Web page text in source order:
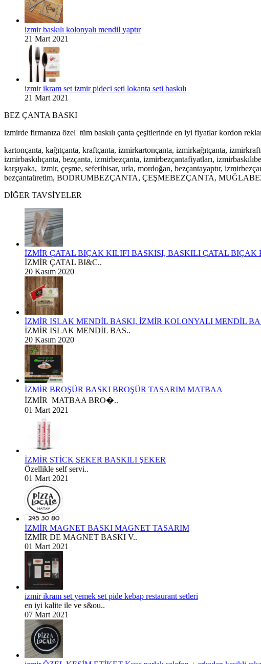
izmir baskılı kolonyalı mendil yaptır
21 Mart 2021
izmir ikram set izmir pideci seti lokanta seti baskılı
21 Mart 2021
BEZ ÇANTA BASKI
izmirde firmanıza özel tüm baskılı çanta çeşitlerinde en iyi fiyatlar kordon
kartonçanta, kağıtçanta, kraftçanta, izmirkartonçanta, izmirkağıtçanta,
izmirbaskılıçanta, bezçanta, izmirbezçanta, izmirbezçantafiyatları,
karşıyaka, izmir, çeşme, seferihisar, urla, mordoğan, bezçantayaptır,
bezçantaüretim, BODRUMBEZÇANTA, ÇEŞMEBEZÇANTA,
DİĞER TAVSİYELER
İZMİR ÇATAL BIÇAK KILIFI BASKISI, BASKILI ÇATAL BIÇAK
İZMİR ÇATAL BI&C..
20 Kasım 2020
İZMİR ISLAK MENDİL BASKI, İZMİR KOLONYALI MENDİL
İZMİR ISLAK MENDİL BAS..
20 Kasım 2020
İZMİR BROŞÜR BASKI BROŞÜR TASARIM MATBAA
İZMİR MATBAA BRO�..
01 Mart 2021
İZMİR STİCK ŞEKER BASKILI ŞEKER
Özellikle self servi..
01 Mart 2021
İZMİR MAGNET BASKI MAGNET TASARIM
İZMİR DE MAGNET BASKI V..
01 Mart 2021
izmir ikram set yemek set pide kebap restaurant setleri
en iyi kalite ile ve s&ou..
07 Mart 2021